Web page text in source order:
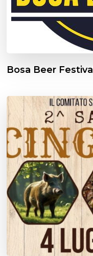
Bosa Beer Festival